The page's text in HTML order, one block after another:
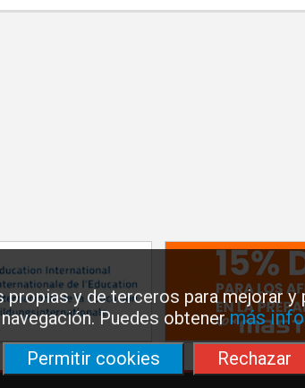
y de terceros para mejorar
Puedes obtenermás
Permitir cookies
Rechazar